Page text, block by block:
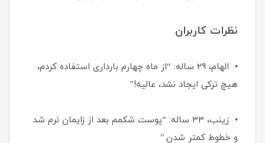
نظرات کاربران
• الهام، 29 ساله: “از ماه چهارم بارداری استفاده کردم،
هیچ ترکی ایجاد نشد، عالیه!”
• زینب، 33 ساله: “پوست شکمم بعد از زایمان نرم شد
و خطوط کمتر شدن.”